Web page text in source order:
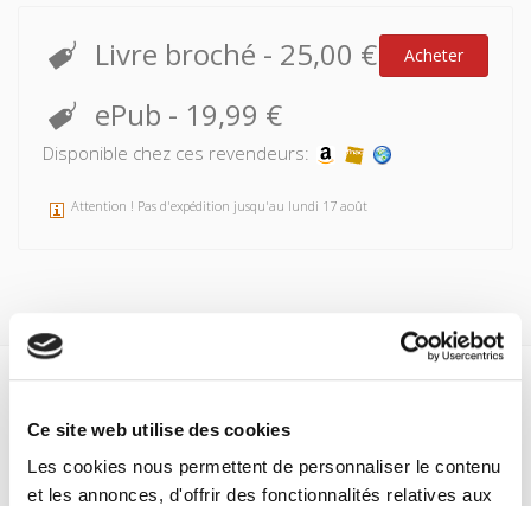
Ce site web utilise des cookies
Les cookies nous permettent de personnaliser le contenu
et les annonces, d'offrir des fonctionnalités relatives aux
Livre broché - 25,00 € Acheter
ePub - 19,99 €
Disponible chez ces revendeurs:
Attention ! Pas d'expédition jusqu'au lundi 17 août
Formats